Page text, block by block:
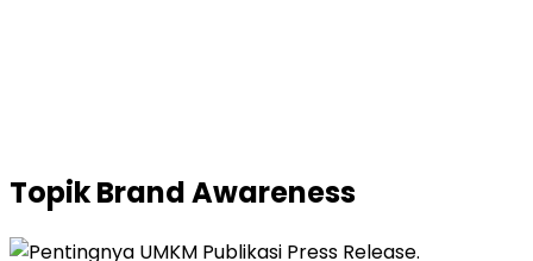
TopikBrand Awareness